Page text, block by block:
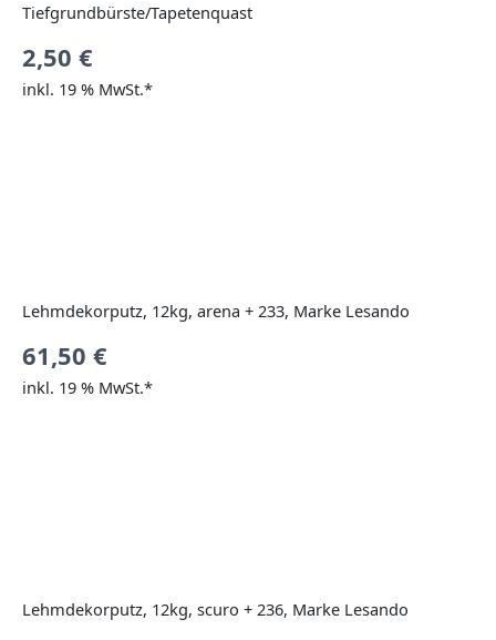
Tiefgrundbürste/Tapetenquast
2,50 €
inkl. 19 % MwSt.*
Lehmdekorputz, 12kg, arena + 233, Marke Lesando
61,50 €
inkl. 19 % MwSt.*
Lehmdekorputz, 12kg, scuro + 236, Marke Lesando